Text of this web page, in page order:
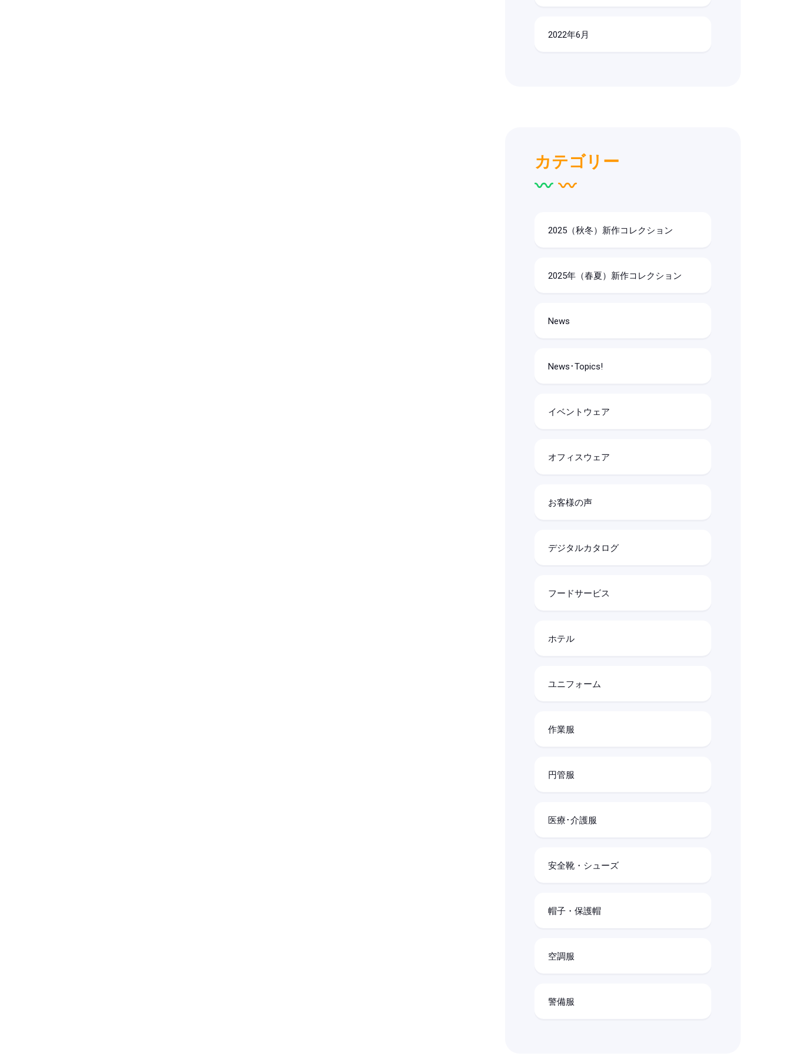
2022年6月
カテゴリー
2025（秋冬）新作コレクション
2025年（春夏）新作コレクション
News
News･Topics!
イベントウェア
オフィスウェア
お客様の声
デジタルカタログ
フードサービス
ホテル
ユニフォーム
作業服
円管服
医療･介護服
安全靴・シューズ
帽子・保護帽
空調服
警備服